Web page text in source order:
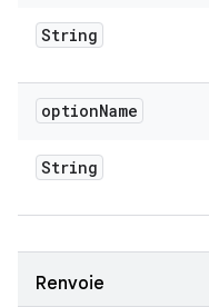
String
optionName
String
Renvoie